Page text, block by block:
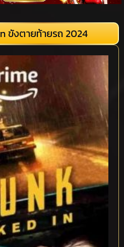
ขังตายท้ายรถ 2024